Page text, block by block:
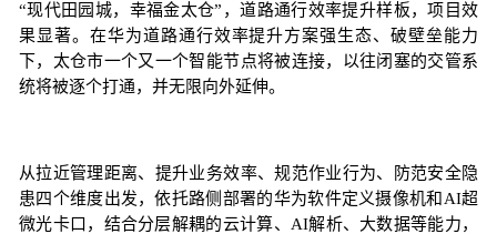
“现代田园城，幸福金太仓”，道路通行效率提升样板，项目效
果显著。在华为道路通行效率提升方案强生态、破壁垒能力
下，太仓市一个又一个智能节点将被连接，以往闭塞的交管系
统将被逐个打通，并无限向外延伸。
从拉近管理距离、提升业务效率、规范作业行为、防范安全隐
患四个维度出发，依托路侧部署的华为软件定义摄像机和AI超
微光卡口，结合分层解耦的云计算、AI解析、大数据等能力，